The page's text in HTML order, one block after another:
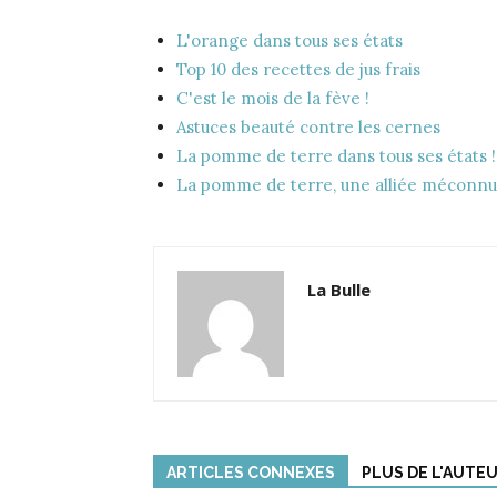
L'orange dans tous ses états
Top 10 des recettes de jus frais
C'est le mois de la fève !
Astuces beauté contre les cernes
La pomme de terre dans tous ses états !
La pomme de terre, une alliée
La Bulle
ARTICLES CONNEXES PLUS DE